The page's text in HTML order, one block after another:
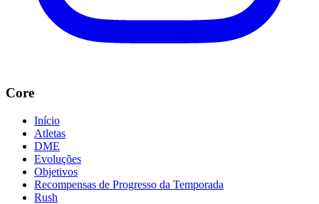
Core
Início
Atletas
DME
Evoluções
Objetivos
Recompensas de Progresso da Temporada
Rush